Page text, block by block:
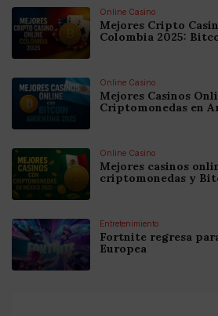
Online Casino
Mejores Cripto
Colombia 2025:
Online Casino
Mejores Casinos
Criptomonedas en
Online Casino
Mejores casinos
criptomonedas y
Entretenimiento
Fortnite regresa
Europea